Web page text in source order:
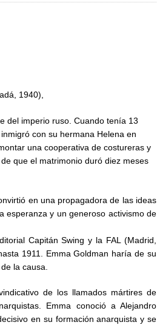
1940),
del imperio ruso. Cuando tenía 13
con su hermana Helena en
una cooperativa de costureras y
que el matrimonio duró diez meses
en una propagadora de las ideas
esperanza y un generoso activismo de
Capitán Swing y la FAL (Madrid,
1911. Emma Goldman haría de su
la causa.
de los llamados mártires de
Emma conoció a Alejandro
en su formación anarquista y se